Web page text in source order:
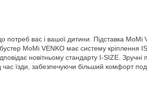
потреб вас і вашої дитини. Підставка
MoMi VENKO має систему кріплення
новітньому стандарту I-SIZE. Зручні
їзди, забезпечуючи більший комфорт